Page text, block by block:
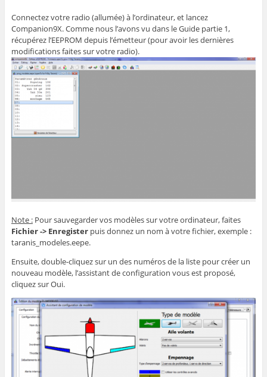
Connectez votre radio (allumée) à l’ordinateur, et lancez
Companion9X. Comme nous l’avons vu dans le Guide partie 1,
récupérez l’EEPROM depuis l’émetteur (pour avoir les dernières
modifications faites sur votre radio).
Note :Pour sauvegarder vos modèles sur votre ordinateur, faites
Fichier -> Enregisterpuis donnez un nom à votre fichier, exemple :
taranis_modeles.eepe.
Ensuite, double-cliquez sur un des numéros de la liste pour créer un
nouveau modèle, l’assistant de configuration vous est proposé,
cliquez sur Oui.